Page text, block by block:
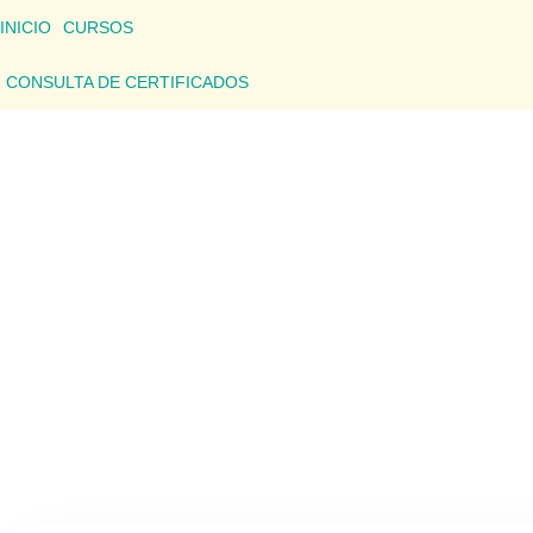
INICIO CURSOS
CONSULTA DE CERTIFICADOS